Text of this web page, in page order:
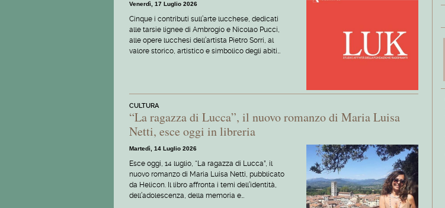
Venerdì, 17 Luglio 2026
Cinque i contributi sull’arte lucchese, dedicati
alle tarsie lignee di Ambrogio e Nicolao Pucci,
alle opere lucchesi dell’artista Pietro Sorri, al
valore storico, artistico e simbolico degli abiti…
CULTURA
“La ragazza di Lucca”, il nuovo romanzo di Maria Luisa
Netti, esce oggi in libreria
Martedì, 14 Luglio 2026
Esce oggi, 14 luglio, “La ragazza di Lucca”, il
nuovo romanzo di Maria Luisa Netti, pubblicato
da Helicon. Il libro affronta i temi dell’identità,
dell’adolescenza, della memoria e…